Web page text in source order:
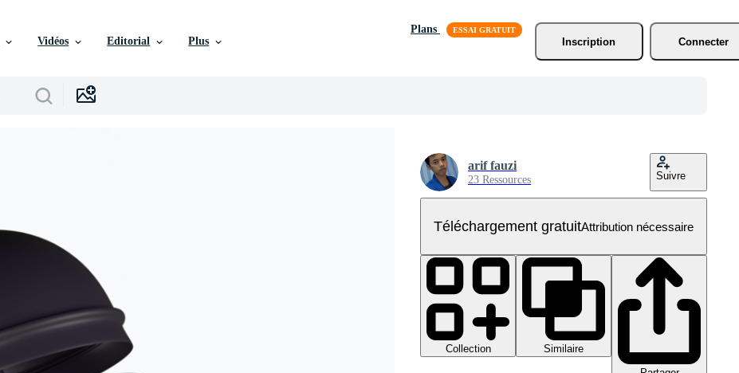
Vidéos Editorial Plus
Plans
Inscription
Connecter
arif fauzi
23 Ressources Suivre
Téléchargement gratuitAttribution nécessaire
Collection
Similaire